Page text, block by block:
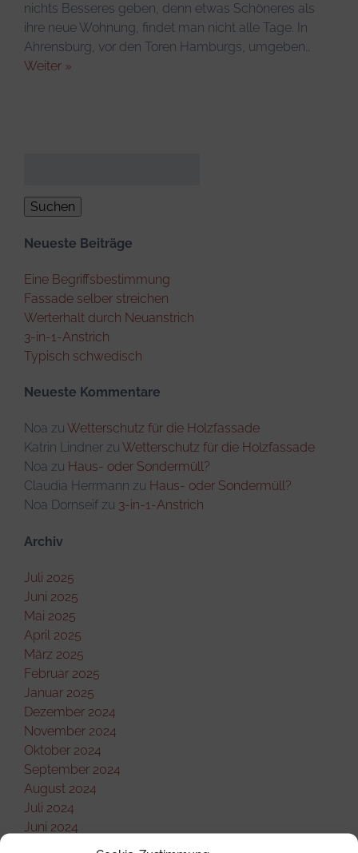
nichts Besseres geben, denn etwas Schöneres als
ihre neue Wohnung, findet man nicht alle Tage. In
Ahrensburg, vor den Toren Hamburgs, umgeben…
Weiter »
Neueste Beiträge
Eine Begriffsbestimmung
Fassade selber streichen
Werterhalt durch Neuanstrich
3-in-1-Anstrich
Typisch schwedisch
Neueste Kommentare
Noa zu Wetterschutz für die Holzfassade
Katrin Lindner zu Wetterschutz für die Holzfassade
Noa zu Haus- oder Sondermüll?
Claudia Herrmann zu Haus- oder Sondermüll?
Noa Dornseif zu 3-in-1-Anstrich
Archiv
Juli 2025
Juni 2025
Mai 2025
April 2025
März 2025
Februar 2025
Januar 2025
Dezember 2024
November 2024
Oktober 2024
September 2024
August 2024
Juli 2024
Juni 2024